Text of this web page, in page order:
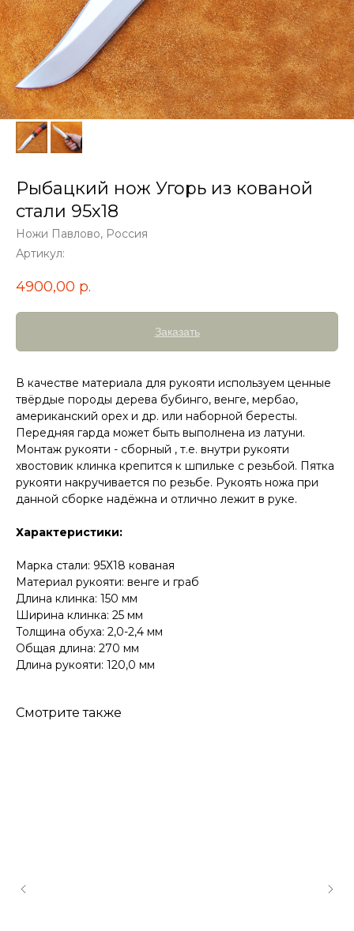
Рыбацкий нож Угорь из кованой
стали 95х18
Ножи Павлово, Россия
Артикул:
4900,00 р.
Заказать
В качестве материала для рукояти используем ценные
твёрдые породы дерева бубинго, венге, мербао,
американский орех и др. или наборной бересты.
Передняя гарда может быть выполнена из латуни.
Монтаж рукояти - сборный , т.е. внутри рукояти
хвостовик клинка крепится к шпильке с резьбой. Пятка
рукояти накручивается по резьбе. Рукоять ножа при
данной сборке надёжна и отлично лежит в руке.
Характеристики:
Марка стали: 95Х18 кованая
Материал рукояти: венге и граб
Длина клинка: 150 мм
Ширина клинка: 25 мм
Толщина обуха: 2,0-2,4 мм
Общая длина: 270 мм
Длина рукояти: 120,0 мм
Смотрите также
оставьте запрос на звонок менеджера